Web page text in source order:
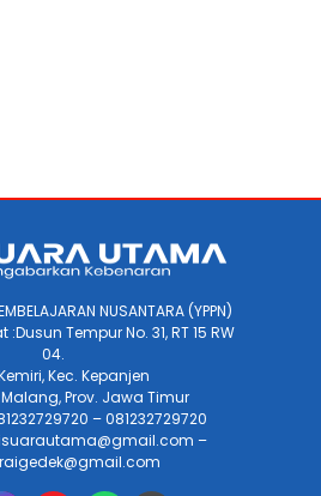
NUSANTARA (YPPN)
Tempur No. 31, RT 15 RW
04.
Kec. Kepanjen
Prov. Jawa Timur
– 081232729720
–